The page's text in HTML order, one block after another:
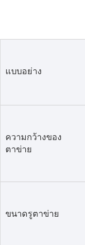
แบบอย่าง
ความกว้างของ
ตาข่าย
ขนาดรูตาข่าย